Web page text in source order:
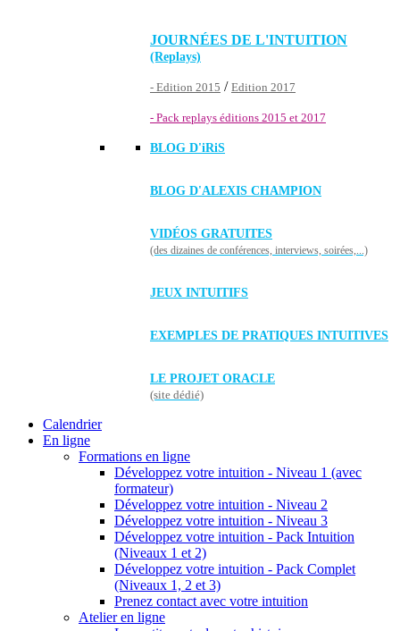
JOURNÉES DE L'INTUITION
(Replays)
- Edition 2015 / Edition 2017
- Pack replays éditions 2015 et 2017
BLOG D'iRiS
BLOG D'ALEXIS CHAMPION
VIDÉOS GRATUITES
(des dizaines de conférences, interviews, soirées,...)
JEUX INTUITIFS
EXEMPLES DE PRATIQUES INTUITIVES
LE PROJET ORACLE
(site dédié)
Calendrier
En ligne
Formations en ligne
Développez votre intuition - Niveau 1 (avec
formateur)
Développez votre intuition - Niveau 2
Développez votre intuition - Niveau 3
Développez votre intuition - Pack Intuition
(Niveaux 1 et 2)
Développez votre intuition - Pack Complet
(Niveaux 1, 2 et 3)
Prenez contact avec votre intuition
Atelier en ligne